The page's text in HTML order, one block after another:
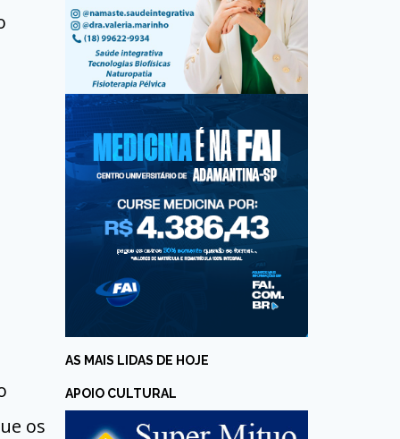
os
AS MAIS LIDAS DE HOJE
APOIO CULTURAL